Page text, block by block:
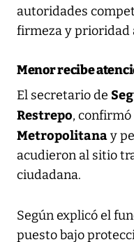
autoridades
firmeza y prioridad
Menor recibe
El secretario de
Restrepo,
Metropolitanay
acudieron al sitio
ciudadana.
Según explicó el
puesto bajo